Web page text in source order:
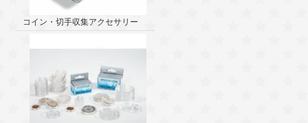
コイン・切手収集アクセサリー